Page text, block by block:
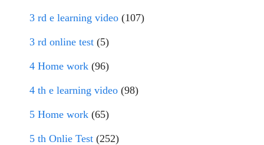
3 rd e learning video (107)
3 rd online test (5)
4 Home work (96)
4 th e learning video (98)
5 Home work (65)
5 th Onlie Test (252)